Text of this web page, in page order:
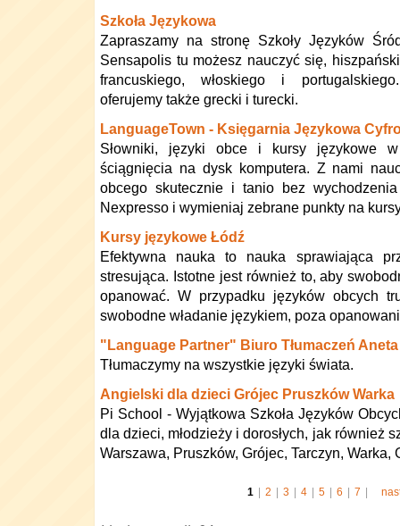
Szkoła Językowa
Zapraszamy na stronę Szkoły Języków
Sensapolis tu możesz nauczyć się,
francuskiego, włoskiego i
oferujemy także grecki i turecki.
LanguageTown - Księgarnia Językowa
Słowniki, języki obce i kursy językowe
ściągnięcia na dysk komputera. Z nami
obcego skutecznie i tanio bez
Nexpresso i wymieniaj zebrane punkty na
Kursy językowe Łódź
Efektywna nauka to nauka sprawiająca
stresująca. Istotne jest również to, aby
opanować. W przypadku języków obcych
swobodne władanie językiem, poza
"Language Partner" Biuro Tłumaczeń
Tłumaczymy na wszystkie języki świata.
Angielski dla dzieci Grójec Pruszków Warka
Pi School - Wyjątkowa Szkoła Języków
dla dzieci, młodzieży i dorosłych, jak również
Warszawa, Pruszków, Grójec, Tarczyn, Warka,
1 2 3 4 5 6 7